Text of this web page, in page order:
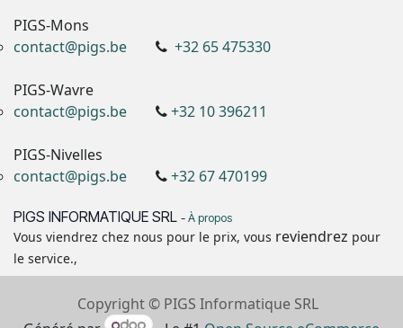
PIGS-Mons
contact@pigs.be
+32 65 475330
PIGS-Wavre
contact@pigs.be
+32 10 396211
PIGS-Nivelles
contact@pigs.be
+32 67 470199
PIGS INFORMATIQUE SRL - À propos
Vous viendrez chez nous pour le prix, vous reviendrez pour
le service.,
Copyright © PIGS Informatique SRL